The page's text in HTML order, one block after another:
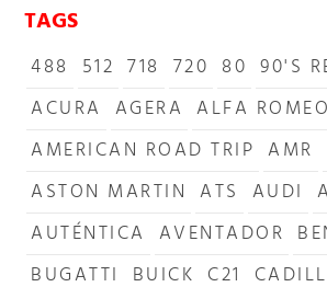
TAGS
488 512 718 720 80 90'S
ACURA AGERA ALFA ROMEO
AMERICAN ROAD TRIP AMR
ASTON MARTIN ATS AUDI
AUTÉNTICA AVENTADOR
BUGATTI BUICK C21